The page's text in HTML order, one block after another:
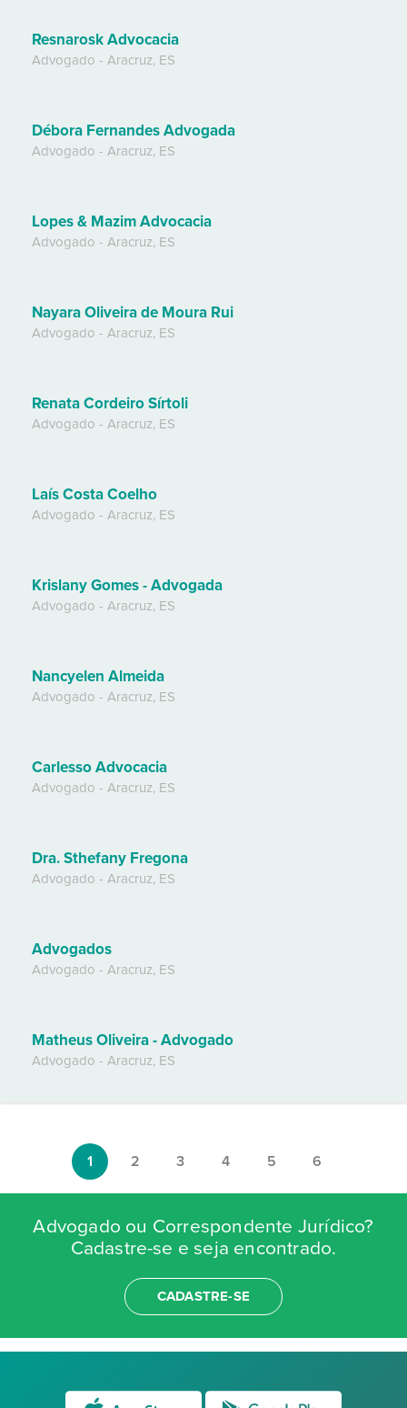
Resnarosk Advocacia
Advogado - Aracruz, ES
Débora Fernandes Advogada
Advogado - Aracruz, ES
Lopes & Mazim Advocacia
Advogado - Aracruz, ES
Nayara Oliveira de Moura Rui
Advogado - Aracruz, ES
Renata Cordeiro Sírtoli
Advogado - Aracruz, ES
Laís Costa Coelho
Advogado - Aracruz, ES
Krislany Gomes - Advogada
Advogado - Aracruz, ES
Nancyelen Almeida
Advogado - Aracruz, ES
Carlesso Advocacia
Advogado - Aracruz, ES
Dra. Sthefany Fregona
Advogado - Aracruz, ES
Advogados
Advogado - Aracruz, ES
Matheus Oliveira - Advogado
Advogado - Aracruz, ES
1 2 3 4 5 6
Advogado ou Correspondente Jurídico?
Cadastre-se e seja encontrado.
CADASTRE-SE